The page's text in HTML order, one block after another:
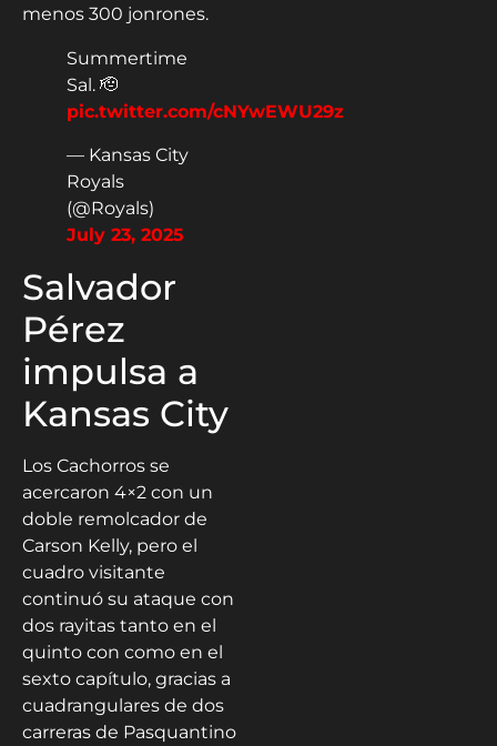
menos 300 jonrones.
Summertime
Sal. 🫡
pic.twitter.com/cNYwEWU29z
— Kansas City
Royals
(@Royals)
July 23, 2025
Salvador
Pérez
impulsa a
Kansas City
Los Cachorros se
acercaron 4×2 con un
doble remolcador de
Carson Kelly, pero el
cuadro visitante
continuó su ataque con
dos rayitas tanto en el
quinto con como en el
sexto capítulo, gracias a
cuadrangulares de dos
carreras de Pasquantino